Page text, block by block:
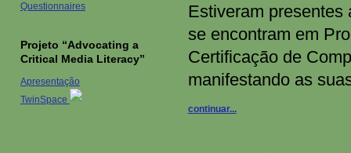
Estiveram
se encontram em
Certificação de
manifestando as
continuar...
Questionnaires
Projeto “Advocating a
Critical Media Literacy”
Apresentação
TwinSpace